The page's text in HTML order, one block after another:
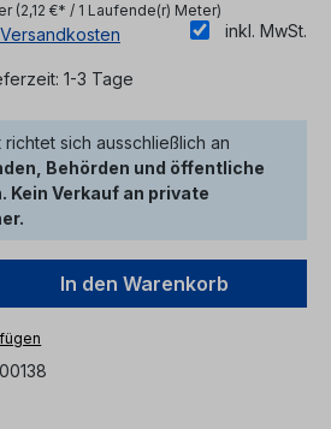
(2,12 €* / 1 Laufende(r) Meter)
inkl. MwSt.
1-3 Tage
sich ausschließlich an
Behörden und öffentliche
Kein Verkauf an private
Gib den
In den Warenkorb